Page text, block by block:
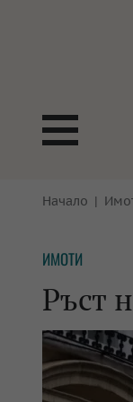
БОРСИ
КРИПТО
БАНКИ
ПАРИТЕ
Начало
ИМОТИ
Ръст